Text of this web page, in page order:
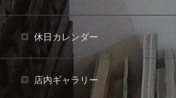
休日カレンダー
店内ギャラリー